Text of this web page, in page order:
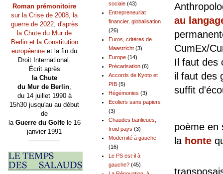
au
CumEx/
Il faut des
il faut des
suffit
poème en
la honte
sociale (43)
Entrepreneuriat
financier, globalisation
(26)
Euros, critères de
Maastricht (3)
Europe (14)
Précarisation (6)
Accords de Kyoto et
PIB (5)
Hégémonies (3)
Ecoliers sans papiers
(3)
Chaudes banlieues,
froid pays (3)
Modernité à gauche
(16)
Le PS est-il à
gauche? (45)
Roman prémonitoire
sur la Crise de 2008, la
guerre de 2022, d'après
la Chute du Mur de
Berlin et la Constitution
européenne et la fin du
Droit International.
Écrit après
la Chute
du Mur de Berlin,
du 14 juillet 1990 à
15h30 jusqu'au au début
de
la Guerre du Golfele 16
janvier 1991
----------------